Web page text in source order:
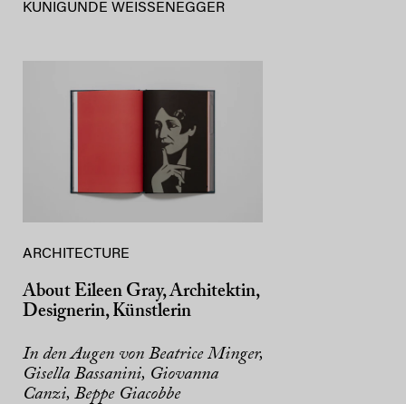
KUNIGUNDE WEISSENEGGER
ARCHITECTURE
About Eileen Gray, Architektin,
Designerin, Künstlerin
In den Augen von Beatrice Minger,
Gisella Bassanini, Giovanna
Canzi, Beppe Giacobbe